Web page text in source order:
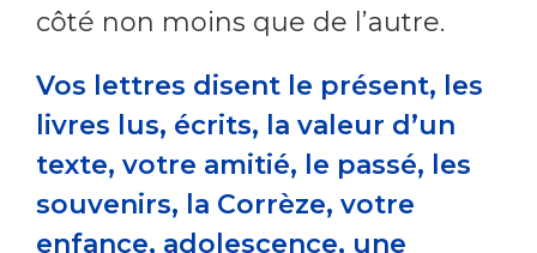
côté non moins que de l’autre.
Vos lettres disent le présent, les
livres lus, écrits, la valeur d’un
texte, votre amitié, le passé, les
souvenirs, la Corrèze, votre
enfance, adolescence, une